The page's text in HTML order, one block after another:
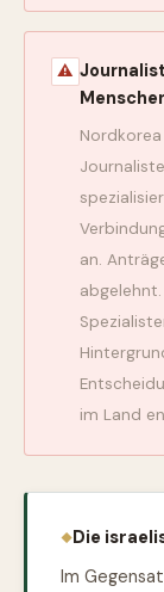
⚠
an.
im Land
Die
Im